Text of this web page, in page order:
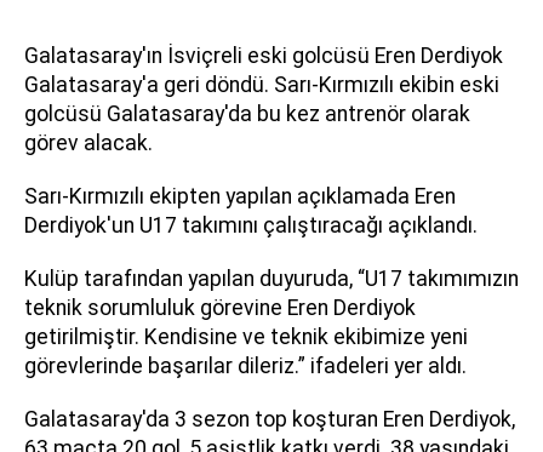
Galatasaray'ın İsviçreli eski golcüsü Eren Derdiyok
Galatasaray'a geri döndü. Sarı-Kırmızılı ekibin eski
golcüsü Galatasaray'da bu kez antrenör olarak
görev alacak.
Sarı-Kırmızılı ekipten yapılan açıklamada Eren
Derdiyok'un U17 takımını çalıştıracağı açıklandı.
Kulüp tarafından yapılan duyuruda, “U17 takımımızın
teknik sorumluluk görevine Eren Derdiyok
getirilmiştir. Kendisine ve teknik ekibimize yeni
görevlerinde başarılar dileriz.” ifadeleri yer aldı.
Galatasaray'da 3 sezon top koşturan Eren Derdiyok,